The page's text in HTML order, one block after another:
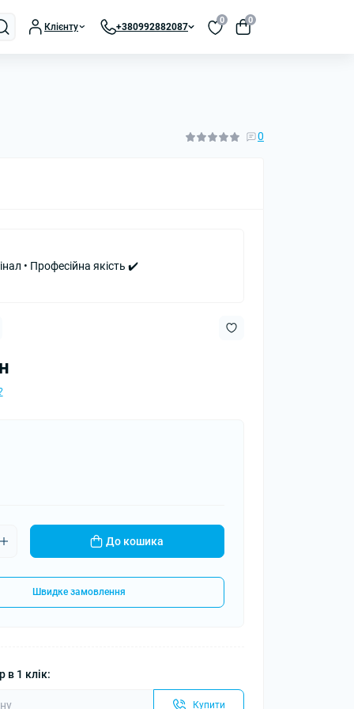
Клієнту +380992882087
0 0
0
• Професійна якість ✔️
До кошика
Швидке замовлення
в 1 клік:
Купити